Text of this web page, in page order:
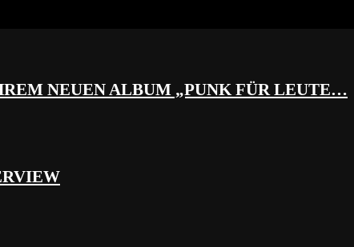
NEUEN ALBUM „PUNK FÜR LEUTE…